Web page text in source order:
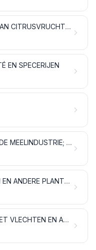
FRUIT; SCHILLEN VAN CITRUSVRUCHTEN EN VAN MELOENEN
EN SPECERIJEN
PRODUCTEN VAN DE MEELINDUSTRIE; MOUT; ZETMEEL; INULINE; TARWEGLUTEN
GOMMEN, HARSEN EN ANDERE PLANTENSAPPEN EN PLANTENEXTRACTEN
STOFFEN VOOR HET VLECHTEN EN ANDERE PRODUCTEN VAN PLANTAARDIGE OORSPRONG, ELDERS GENOEMD NOCH ELDERS ONDER BEGREPEN